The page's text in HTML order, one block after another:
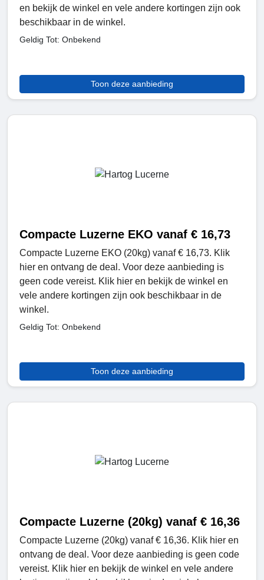
en bekijk de winkel en vele andere kortingen zijn ook
beschikbaar in de winkel.
Geldig Tot: Onbekend
Toon deze aanbieding
Compacte Luzerne EKO vanaf € 16,73
Compacte Luzerne EKO (20kg) vanaf € 16,73. Klik
hier en ontvang de deal. Voor deze aanbieding is
geen code vereist. Klik hier en bekijk de winkel en
vele andere kortingen zijn ook beschikbaar in de
winkel.
Geldig Tot: Onbekend
Toon deze aanbieding
Compacte Luzerne (20kg) vanaf € 16,36
Compacte Luzerne (20kg) vanaf € 16,36. Klik hier en
ontvang de deal. Voor deze aanbieding is geen code
vereist. Klik hier en bekijk de winkel en vele andere